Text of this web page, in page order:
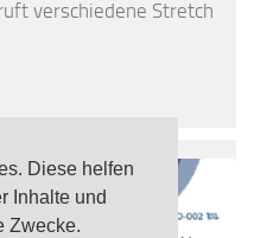
Diese helfen
Inhalte und
Zwecke.
verschiedene Stretch